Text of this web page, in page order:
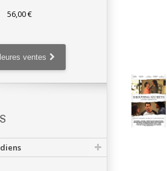
56,00 €
ventes